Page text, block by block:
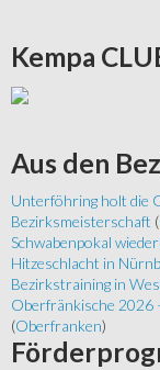
Kempa
Aus den
Unterföhring holt die
Bezirksmeisterschaft (
Schwabenpokal
Hitzeschlacht in
Bezirkstraining in
Oberfränkische 2026
(Oberfranken)